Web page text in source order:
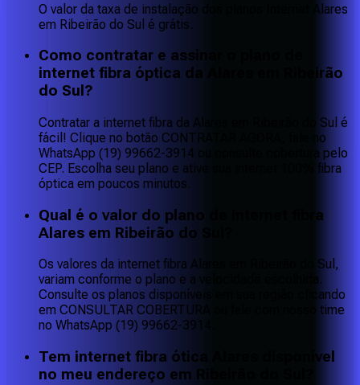
O valor da taxa de instalação dos planos Internet Alares
em Ribeirão do Sul é grátis.
Como contratar e assinar o plano de
internet fibra óptica da Alares em Ribeirão
do Sul?
Contratar a internet fibra da Alares em Ribeirão do Sul é
fácil! Clique no botão CONTRATAR AGORA, fale no
WhatsApp (19) 99662-3914 ou consulte cobertura pelo
CEP. Escolha seu plano e ative sua internet 100% fibra
óptica em poucos minutos.
Qual é o valor do plano de internet fibra
Alares em Ribeirão do Sul?
Os valores da internet fibra Alares em Ribeirão do Sul,
variam conforme o plano e a velocidade escolhida.
Consulte os planos disponíveis em sua região clicando
em CONSULTAR COBERTURA ou fale com nosso time
no WhatsApp (19) 99662-3914.
Tem internet fibra ótica Alares disponível
no meu endereço em Ribeirão do Sul?